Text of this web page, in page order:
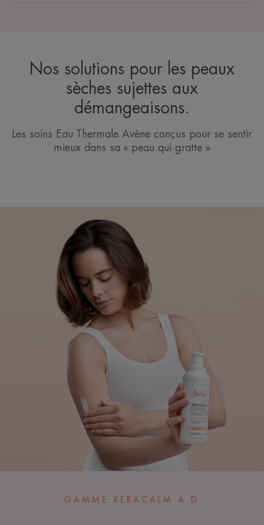
Nos solutions pour les peaux
sèches sujettes aux
démangeaisons.
Les soins Eau Thermale Avène conçus pour se sentir
mieux dans sa « peau qui gratte »
GAMME XERACALM A.D